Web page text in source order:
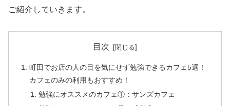
ご紹介していきます。
目次
町田でお店の人の目を気にせず勉強できるカフェ5選！
カフェのみの利用もおすすめ！
勉強にオススメのカフェ①：サンズカフェ